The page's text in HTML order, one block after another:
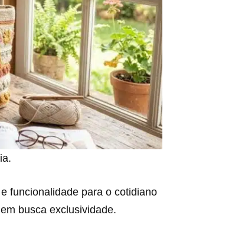
funcionalidade para o cotidiano
busca exclusividade.